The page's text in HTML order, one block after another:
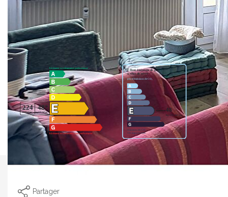
Diagnostics énergétiques
Partager